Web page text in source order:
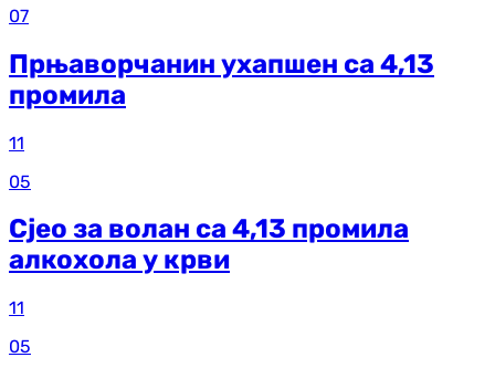
07
Прњаворчанин ухапшен са 4,13
промила
11
05
Сјео за волан са 4,13 промила
алкохола у крви
11
05